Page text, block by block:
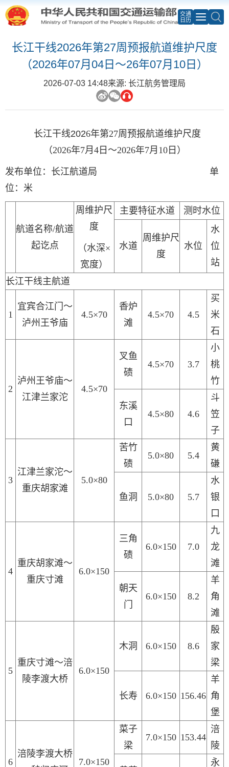
交通
日历
长江干线2026年第27周预报航道维护尺度
（2026年07月04日～26年07月10日）
2026-07-03 14:48来源: 长江航务管理局
长江干线2026年第27周预报航道维护尺度
（2026年7月 4日～2026年7月 10日）
发布单位：长江航道局
单
位： 米
航道名称/航道
起讫点
周维护尺
度
（水深×
宽度）
主要特征水道 测时水位
水道
周维护尺
度
水位
水
位
站
长江干线主航道
1
宜宾合江门～
泸州王爷庙
4.5×70
香炉
滩
4.5×70 4.5
买
米
石
2
泸州王爷庙～
江津兰家沱
4.5×70
叉鱼
碛
4.5×70 3.7
小
桃
竹
东溪
口
4.5×80 4.6
斗
笠
子
3
江津兰家沱～
重庆胡家滩
5.0×80
苦竹
碛
5.0×80 5.4
黄
磏
鱼洞 5.0×80 5.7
水
银
口
4
重庆胡家滩～
重庆寸滩
6.0×150
三角
碛
6.0×150 7.0
九
龙
滩
朝天
门
6.0×150 8.2
羊
角
滩
5
重庆寸滩～涪
陵李渡大桥
6.0×150
木洞 6.0×150 8.6
殷
家
梁
长寿 6.0×150 156.46
羊
角
堡
6
涪陵李渡大桥
7.0×150
菜子
梁
7.0×150 153.44
涪
陵
永